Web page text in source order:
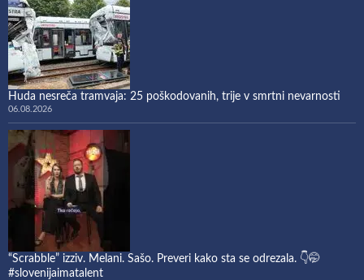
Huda nesreča tramvaja: 25 poškodovanih, trije v smrtni nevarnosti
06.08.2026
“Scrabble” izziv. Melani. Sašo. Preveri kako sta se odrezala. 👇🤭
#slovenijaimatalent